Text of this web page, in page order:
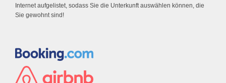
Internet aufgelistet, sodass Sie die Unterkunft auswählen können, die
Sie gewohnt sind!